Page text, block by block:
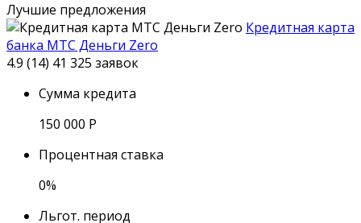
Лучшие предложения
Кредитная карта
банка МТС Деньги Zero
4.9 (14) 41 325 заявок
Сумма кредита
150 000 Р
Процентная ставка
0%
Льгот. период